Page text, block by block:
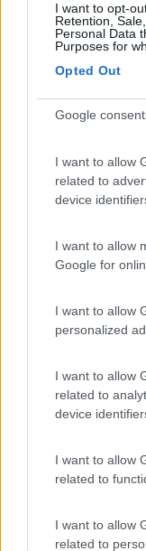
I want to opt-
Retention,
Personal Data
Purposes for
Opted Out
Google
I want to allow
related to
device
I want to allow
Google for
I want to allow
personalized
I want to allow
related to
device
I want to allow
related to
I want to allow
related to
ecostar
37392
- cosa è la ghiacciera
- per quale motivo il
tantomeno utilizzare
- all'interno del frigo
condensatore è
se allunghi info del
decisamente meglio
modello di frigo si
azzardati con il
mi fermo quì , ti
consapevole di quel
giannitr
Inserito il12/08/2017